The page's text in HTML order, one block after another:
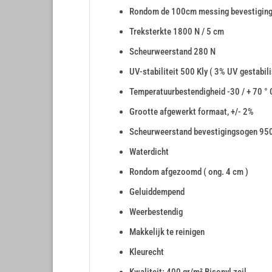
Rondom de 100cm messing
Treksterkte 1800 N / 5 cm
Scheurweerstand 280 N
UV-stabiliteit 500 Kly ( 3% UV
Temperatuurbestendigheid -30 / + 70 °
Grootte afgewerkt formaat, +/- 2%
Scheurweerstand bevestigingsogen
Waterdicht
Rondom afgezoomd ( ong. 4 cm )
Geluiddempend
Weerbestendig
Makkelijk te reinigen
Kleurecht